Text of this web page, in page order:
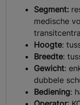
Segment:
medische
Hoogte:
Breedte:
Gewicht:
dubbele
Bediening: